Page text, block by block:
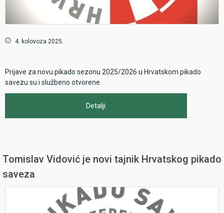
4. kolovoza 2025.
Prijave za novu pikado sezonu 2025/2026 u Hrvatskom pikado
savezu su i službeno otvorene.
Detalji
Tomislav Vidović je novi tajnik Hrvatskog pikado
saveza